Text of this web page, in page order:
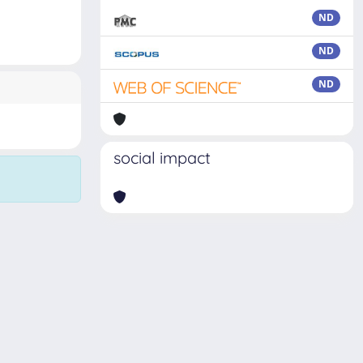
ND
ND
ND
social impact